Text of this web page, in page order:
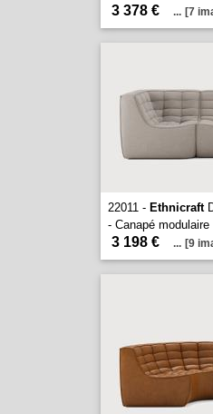
3 378 € ... [7
22011 - Ethnicraft
- Canapé
3 198 € ... [9